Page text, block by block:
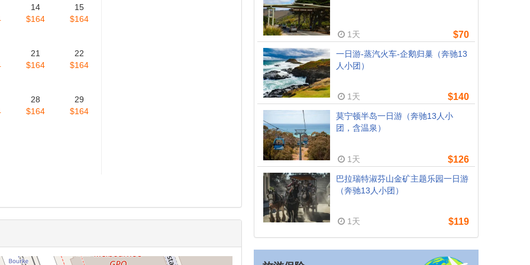
14
$164
15
$164
21
$164
22
$164
28
$164
29
$164
1天 $70
一日游-蒸汽火车-企鹅归巢（奔驰13
人小团）
1天 $140
莫宁顿半岛一日游（奔驰13人小
团，含温泉）
1天 $126
巴拉瑞特淑芬山金矿主题乐园一日游
（奔驰13人小团）
1天 $119